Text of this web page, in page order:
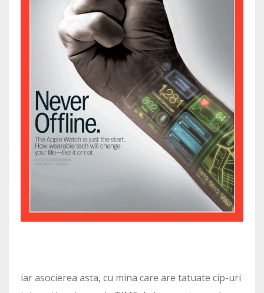
iar asocierea asta, cu mina care are tatuate cip-uri